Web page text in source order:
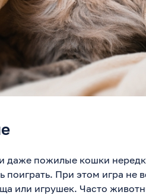
даже пожилые кошки
При этом игра не
или игрушек. Часто